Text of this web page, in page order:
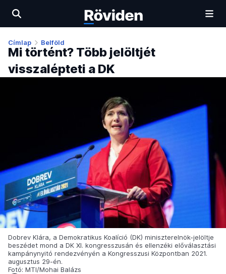
Címlap Belföld
Mi történt? Több jelöltjét
visszalépteti a DK
Dobrev Klára, a Demokratikus Koalíció (DK) miniszterelnök-jelöltje
beszédet mond a DK XI. kongresszusán és ellenzéki előválasztási
kampánynyitó rendezvényén a Kongresszusi Központban 2021.
augusztus 29-én.
Fotó: MTI/Mohai Balázs